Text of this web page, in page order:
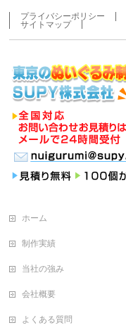
プライバシーポリシー
サイトマップ
ホーム
制作実績
当社の強み
会社概要
よくある質問